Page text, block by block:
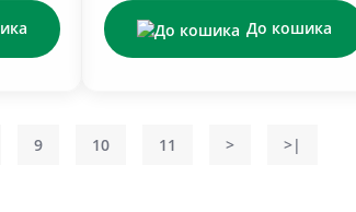
До кошика
9 10 11 > >|